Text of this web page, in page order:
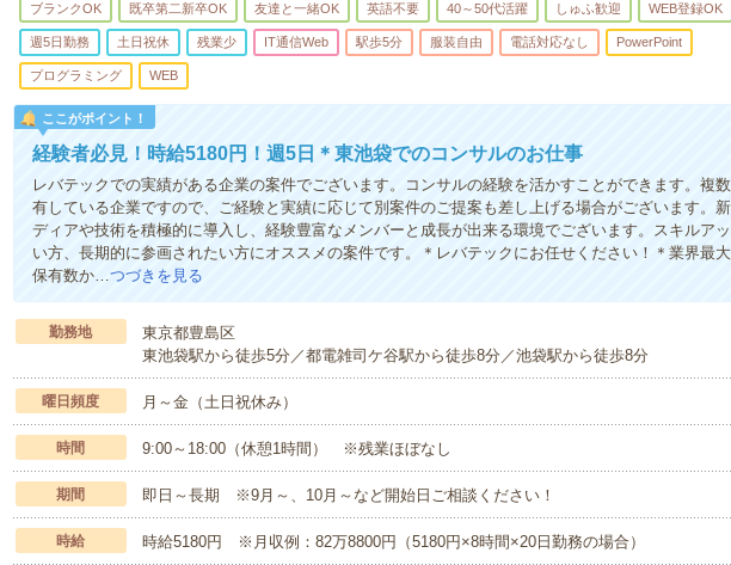
ブランクOK 既卒第二新卒OK 友達と一緒OK 英語不要 40～50代活躍 しゅふ歓迎 WEB登録OK
週5日勤務 土日祝休 残業少 IT通信Web 駅歩5分 服装自由 電話対応なし PowerPoint
プログラミング WEB
ここがポイント！
経験者必見！時給5180円！週5日＊東池袋でのコンサルのお仕事
レバテックでの実績がある企業の案件でございます。コンサルの経験を活かすことができます。複
有している企業ですので、ご経験と実績に応じて別案件のご提案も差し上げる場合がございます。
ディアや技術を積極的に導入し、経験豊富なメンバーと成長が出来る環境でございます。スキルア
い方、長期的に参画されたい方にオススメの案件です。＊レバテックにお任せください！＊業界最
保有数か…つづきを見る
勤務地
東京都豊島区
東池袋駅から徒歩5分／都電雑司ケ谷駅から徒歩8分／池袋駅から徒歩8分
曜日頻度 月～金（土日祝休み）
時間 9:00～18:00（休憩1時間） ※残業ほぼなし
期間 即日～長期 ※9月～、10月～など開始日ご相談ください！
時給 時給5180円 ※月収例：82万8800円（5180円×8時間×20日勤務の場合）